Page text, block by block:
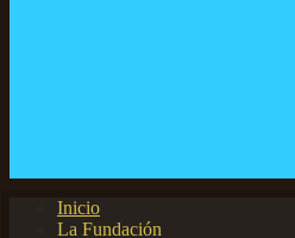
Inicio
La Fundación